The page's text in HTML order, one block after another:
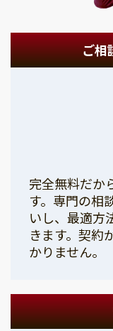
ご相
完全無料だか
す。専門の相
いし、最適方
きます。契約
かりません。